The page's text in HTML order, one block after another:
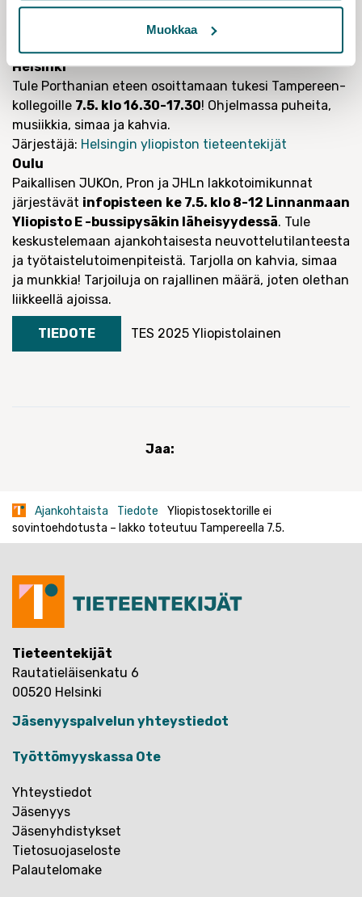
Muokkaa
osallistuminen tapahtuu vapaa-ajalla. Tämä koskee niin
kokonaistyöajassa kuin säännöllisessä työajassa
työskenteleviä.
Helsinki
Tule Porthanian eteen osoittamaan tukesi Tampereen-
kollegoille 7.5. klo 16.30-17.30! Ohjelmassa puheita,
musiikkia, simaa ja kahvia.
Järjestäjä: Helsingin yliopiston tieteentekijät
Oulu
Paikallisen JUKOn, Pron ja JHLn lakkotoimikunnat
järjestävät infopisteen ke 7.5. klo 8-12 Linnanmaan
Yliopisto E -bussipysäkin läheisyydessä. Tule
keskustelemaan ajankohtaisesta neuvottelutilanteesta
ja työtaistelutoimenpiteistä. Tarjolla on kahvia, simaa
ja munkkia! Tarjoiluja on rajallinen määrä, joten olethan
liikkeellä ajoissa.
TIEDOTE TES 2025 Yliopistolainen
Jaa:
Ajankohtaista Tiedote
Yliopistosektorille ei
sovintoehdotusta – lakko toteutuu Tampereella 7.5.
Tieteentekijät
Rautatieläisenkatu 6
00520 Helsinki
Jäsenyyspalvelun yhteystiedot
Työttömyyskassa Ote
Yhteystiedot
Jäsenyys
Jäsenyhdistykset
Tietosuojaseloste
Palautelomake